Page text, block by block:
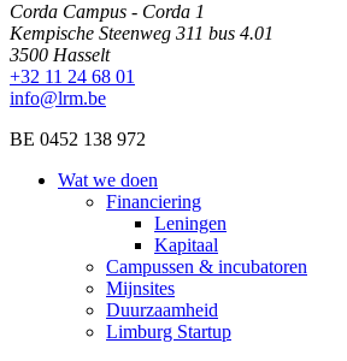
Corda Campus - Corda 1
Kempische Steenweg 311 bus 4.01
3500 Hasselt
+32 11 24 68 01
info@lrm.be
BE 0452 138 972
Wat we doen
Financiering
Leningen
Kapitaal
Campussen & incubatoren
Mijnsites
Duurzaamheid
Limburg Startup